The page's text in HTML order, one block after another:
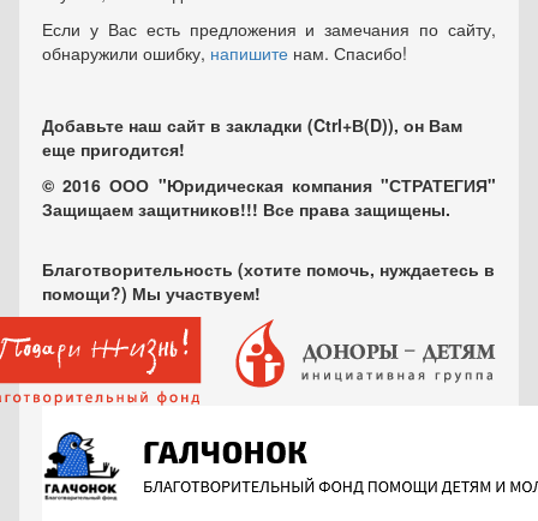
Если у Вас есть предложения и замечания по сайту,
обнаружили ошибку, напишите нам. Спасибо!
Добавьте наш сайт в закладки (Ctrl+В(D)), он Вам
еще пригодится!
© 2016 ООО "Юридическая компания "СТРАТЕГИЯ"
Защищаем защитников!!! Все права защищены.
Благотворительность (хотите помочь, нуждаетесь в
помощи?) Мы участвуем!